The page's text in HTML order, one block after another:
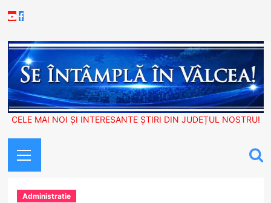
to
Youtube
Facebook
CELE MAI NOI ȘI INTERESANTE ȘTIRI DIN JUDEȚUL NOSTRU!
Menu
Administratie